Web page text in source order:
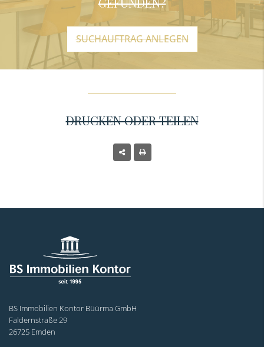
SUCHAUFTRAG ANLEGEN
DRUCKEN ODER TEILEN
BS Immobilien Kontor Büürma GmbH
Faldernstraße 29
26725 Emden